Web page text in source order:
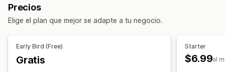
Precios
Elige el plan que mejor se adapte a tu negocio.
Early Bird (Free)
Gratis
Starter
$6.99al